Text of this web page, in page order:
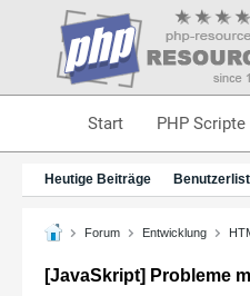
Start PHP Scripte
Heutige Beiträge
Forum Entwicklung
[JavaSkript] Probleme